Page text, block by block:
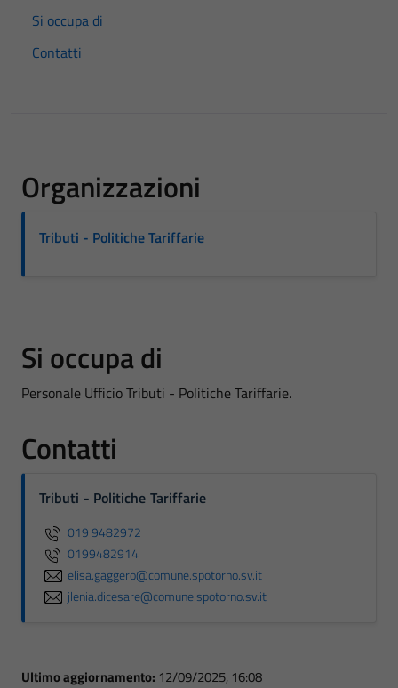
Si occupa di
Contatti
Organizzazioni
Tributi - Politiche Tariffarie
Si occupa di
Personale Ufficio Tributi - Politiche Tariffarie.
Contatti
Tributi - Politiche Tariffarie
019 9482972
0199482914
elisa.gaggero@comune.spotorno.sv.it
jlenia.dicesare@comune.spotorno.sv.it
Ultimo aggiornamento: 12/09/2025, 16:08